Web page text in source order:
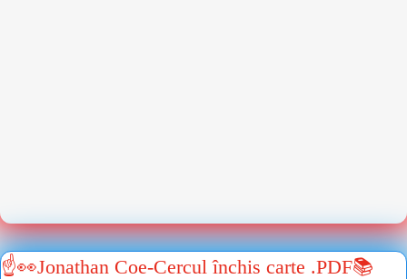
☝👀Jonathan Coe-Cercul închis carte .PDF📚